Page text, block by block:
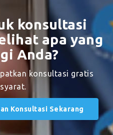
konsultasi
apa yang
Anda?
konsultasi gratis
Konsultasi Sekarang